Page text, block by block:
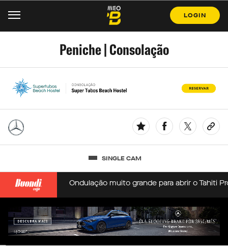
LOGIN
Peniche | Consolação
SINGLE CAM
Caparica Ondulação muito grande para abrir o Tahiti Pro